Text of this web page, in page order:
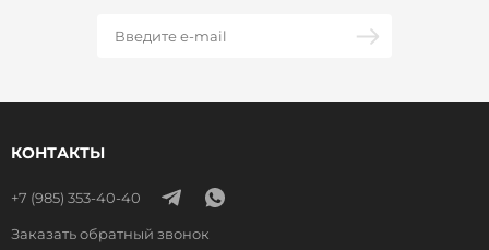
КОНТАКТЫ
+7 (985) 353-40-40
Заказать обратный звонок